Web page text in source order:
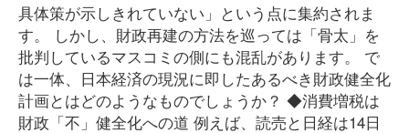
具体策が示しきれていない」という点に集約されま
す。 しかし、財政再建の方法を巡っては「骨太」を
批判しているマスコミの側にも混乱があります。 で
は一体、日本経済の現況に即したあるべき財政健全化
計画とはどのようなものでしょうか？ ◆消費増税は
財政「不」健全化への道 例えば、読売と日経は14日